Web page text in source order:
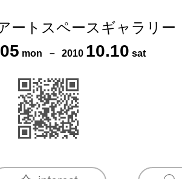
ートスペースギャラリー
05 mon － 2010 10.10 sat